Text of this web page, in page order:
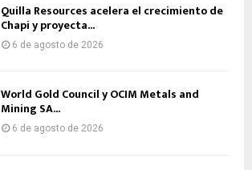
Quilla Resources acelera el crecimiento de
Chapi y proyecta...
6 de agosto de 2026
World Gold Council y OCIM Metals and
Mining SA...
6 de agosto de 2026